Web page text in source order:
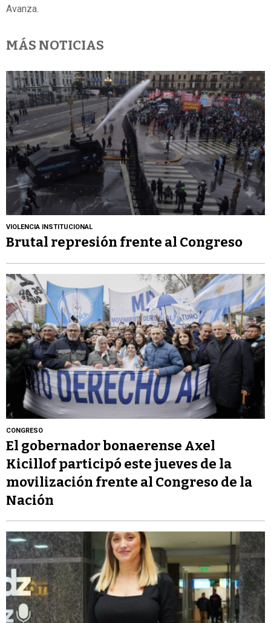
Avanza.
MÁS NOTICIAS
VIOLENCIA INSTITUCIONAL
Brutal represión frente al Congreso
CONGRESO
El gobernador bonaerense Axel
Kicillof participó este jueves de la
movilización frente al Congreso de la
Nación